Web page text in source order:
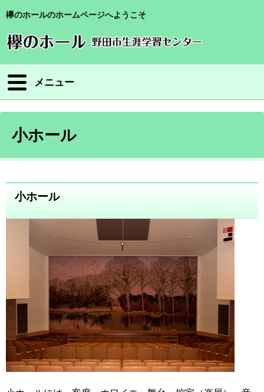
欅のホールのホームページへようこそ
メニュー
小ホール
小ホール